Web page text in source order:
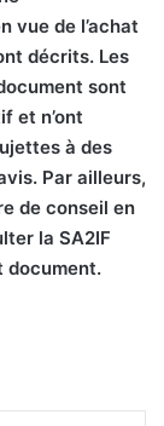
vue de l’achat
décrits. Les
sont
et n’ont
à des
Par ailleurs,
de conseil en
la SA2IF
document.